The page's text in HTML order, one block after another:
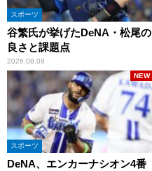
スポーツ
谷繁氏が挙げたDeNA・松尾の
良さと課題点
2026.08.09
スポーツ
DeNA、エンカーナシオン4番
NEW